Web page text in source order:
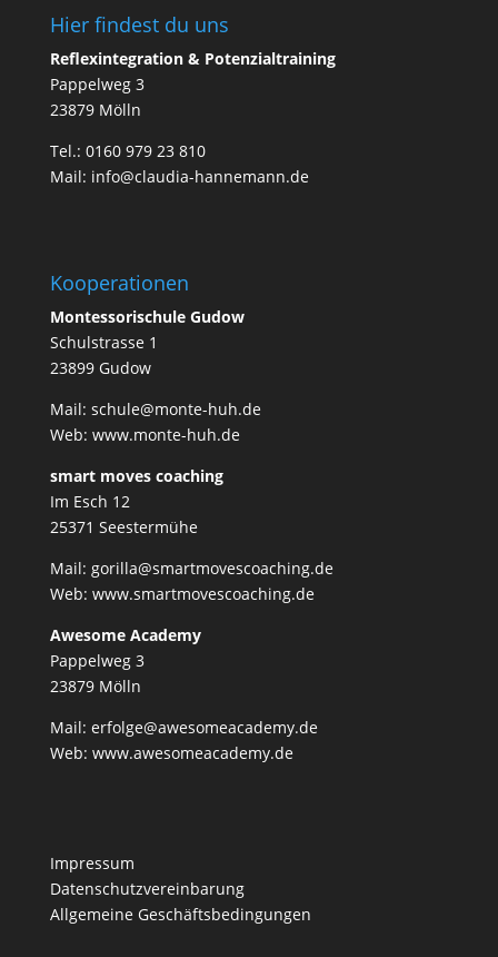
Hier findest du uns
Reflexintegration & Potenzialtraining
Pappelweg 3
23879 Mölln
Tel.: 0160 979 23 810
Mail: info@claudia-hannemann.de
Kooperationen
Montessorischule Gudow
Schulstrasse 1
23899 Gudow
Mail: schule@monte-huh.de
Web: www.monte-huh.de
smart moves coaching
Im Esch 12
25371 Seestermühe
Mail: gorilla@smartmovescoaching.de
Web: www.smartmovescoaching.de
Awesome Academy
Pappelweg 3
23879 Mölln
Mail: erfolge@awesomeacademy.de
Web: www.awesomeacademy.de
Impressum
Datenschutzvereinbarung
Allgemeine Geschäftsbedingungen